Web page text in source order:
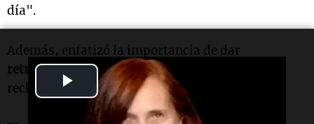
Play
Video
día".
Además, enfatizó la importancia de dar
retroalimentación: "Lo bueno es cuando te
rechazan algo, le explican el porqué".